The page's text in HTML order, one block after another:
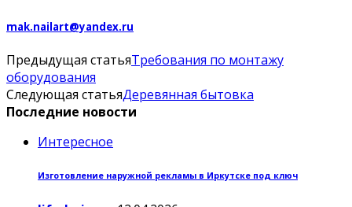
mak.nailart@yandex.ru
Предыдущая статьяТребования по монтажу
оборудования
Следующая статьяДеревянная бытовка
Последние новости
Интересное
Изготовление наружной рекламы в Иркутске под ключ